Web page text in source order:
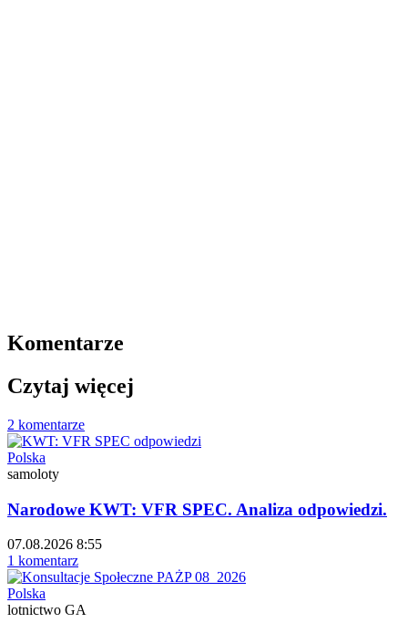
Komentarze
Czytaj więcej
2 komentarze
Polska
samoloty
Narodowe KWT: VFR SPEC. Analiza odpowiedzi.
07.08.2026 8:55
1 komentarz
Polska
lotnictwo GA